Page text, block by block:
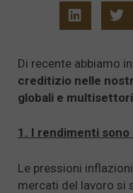
Di recente abbiamo
creditizio nelle
globali e
1. I rendimenti
Le pressioni
mercati del lavoro si